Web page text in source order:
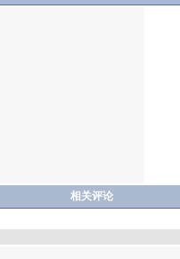
相关评论